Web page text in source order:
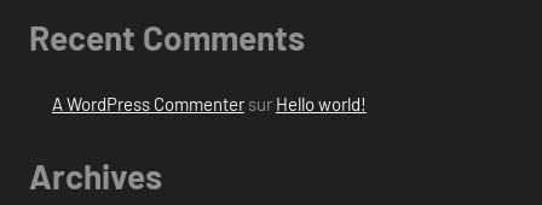
Recent Comments
A WordPress Commentersur Hello world!
Archives